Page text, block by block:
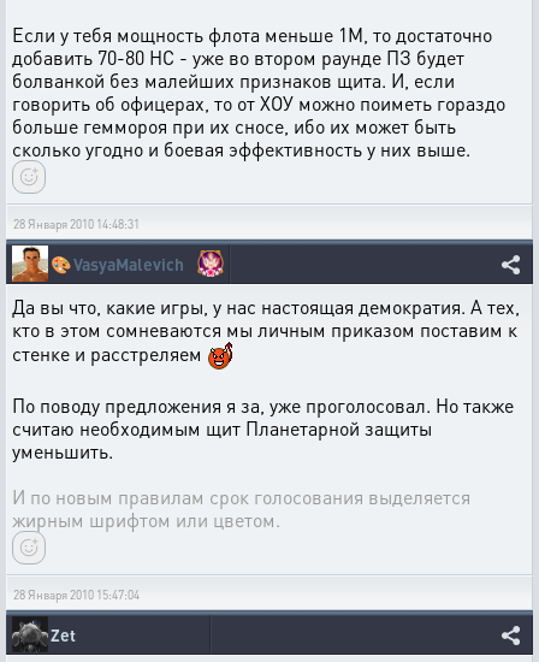
Если у тебя мощность флота меньше 1М, то достаточно
добавить 70-80 НС - уже во втором раунде ПЗ будет
болванкой без малейших признаков щита. И, если
говорить об офицерах, то от ХОУ можно поиметь гораздо
больше геммороя при их сносе, ибо их может быть
сколько угодно и боевая эффективность у них выше.
28 Января 2010 14:48:31
🎨VasyaMalevich
Да вы что, какие игры, у нас настоящая демократия. А тех,
кто в этом сомневаются мы личным приказом поставим к
стенке и расстреляем
По поводу предложения я за, уже проголосовал. Но также
считаю необходимым щит Планетарной защиты
уменьшить.
И по новым правилам срок голосования выделяется
жирным шрифтом или цветом.
28 Января 2010 15:47:04
Zet